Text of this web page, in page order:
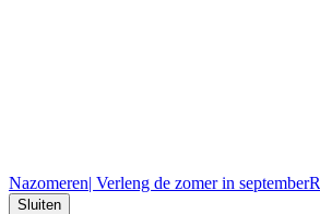
Nazomeren| Verleng de zomer in septemberR
Sluiten